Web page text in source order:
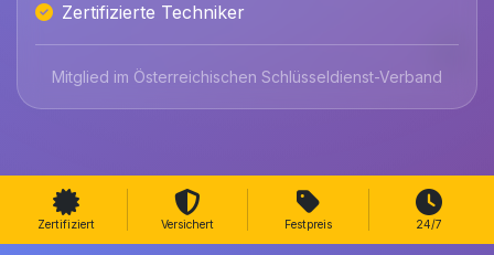
Zertifizierte Techniker
Mitglied im Österreichischen Schlüsseldienst-Verband
Zertifiziert Versichert Festpreis 24/7